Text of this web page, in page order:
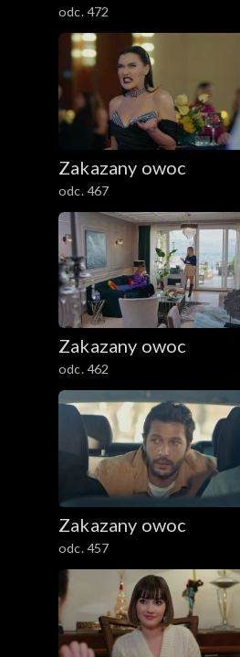
odc. 472
Zakazany owoc
odc. 467
Zakazany owoc
odc. 462
Zakazany owoc
odc. 457